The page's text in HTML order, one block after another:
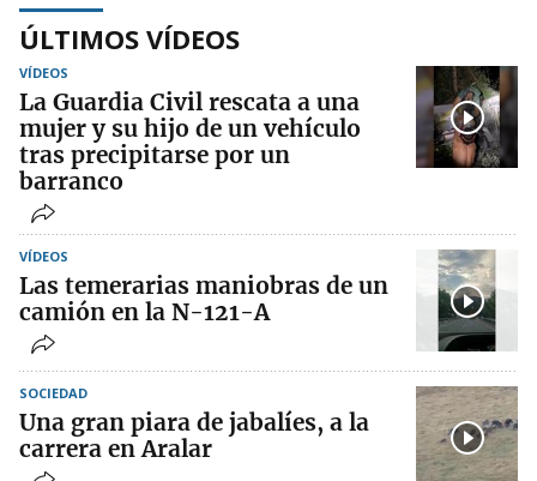
ÚLTIMOS VÍDEOS
VÍDEOS
La Guardia Civil rescata a una
mujer y su hijo de un vehículo
tras precipitarse por un
barranco
VÍDEOS
Las temerarias maniobras de un
camión en la N-121-A
SOCIEDAD
Una gran piara de jabalíes, a la
carrera en Aralar